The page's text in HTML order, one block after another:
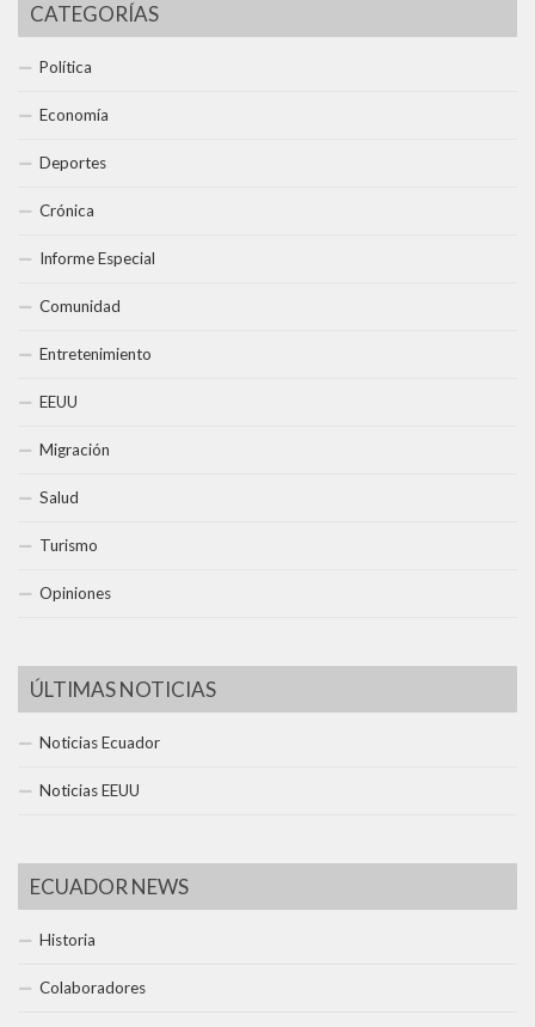
CATEGORÍAS
Política
Economía
Deportes
Crónica
Informe Especial
Comunidad
Entretenimiento
EEUU
Migración
Salud
Turismo
Opiniones
ÚLTIMAS NOTICIAS
Noticias Ecuador
Noticias EEUU
ECUADOR NEWS
Historia
Colaboradores